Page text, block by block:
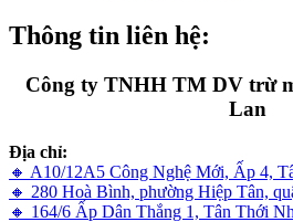
Thông tin liên hệ:
Công ty TNHH TM DV trừ
Lan
Địa chỉ:
🔸 A10/12A5 Công Nghệ Mới, Ấp 4,
🔸 280 Hoà Bình, phường Hiệp Tân,
🔸 164/6 Ấp Dân Thắng 1, Tân Thới